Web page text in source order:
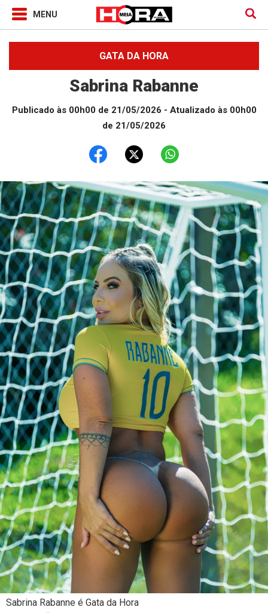
GATA DA HORA
Sabrina Rabanne
Publicado às 00h00 de 21/05/2026 - Atualizado às 00h00
de 21/05/2026
Sabrina Rabanne é Gata da Hora